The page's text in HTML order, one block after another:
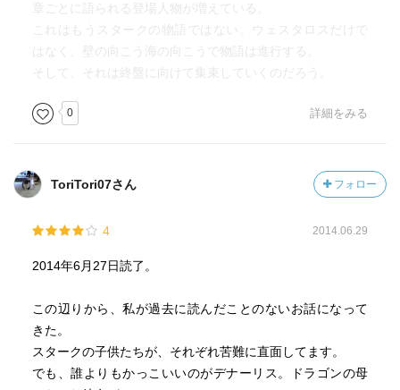
章ごとに語られる登場人物が増えている。
これはもうスタークの物語ではない。ウェスタロスだけで
はなく、壁の向こう海の向こうで物語は進行する。
そして、それは終盤に向けて集束していくのだろう。
0 詳細をみる
ToriTori07さん フォロー
4 2014.06.29
2014年6月27日読了。
この辺りから、私が過去に読んだことのないお話になって
きた。
スタークの子供たちが、それぞれ苦難に直面してます。
でも、誰よりもかっこいいのがデナーリス。ドラゴンの母